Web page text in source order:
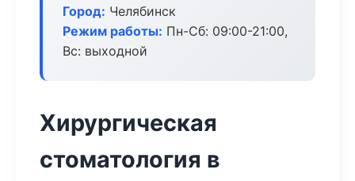
Город: Челябинск
Режим работы: Пн-Сб: 09:00-21:00,
Вс: выходной
Хирургическая
стоматология в